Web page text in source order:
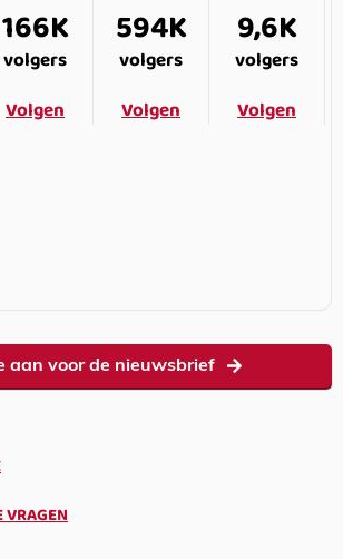
166K
volgers
Volgen
594K
volgers
Volgen
9,6K
volgers
Volgen
aan voor de nieuwsbrief
VRAGEN